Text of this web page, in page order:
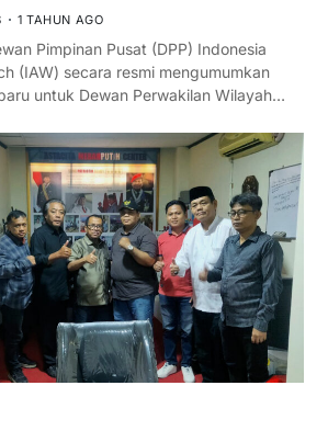
1 TAHUN AGO
Pimpinan Pusat (DPP) Indonesia
(IAW) secara resmi mengumumkan
untuk Dewan Perwakilan Wilayah…